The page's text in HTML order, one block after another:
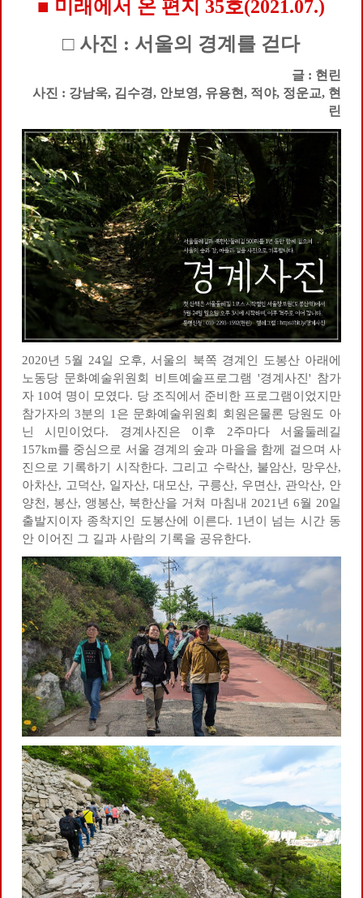
■ 미래에서 온 편지 35호(2021.07.)
□ 사진 : 서울의 경계를 걷다
글 : 현린
사진 : 강남욱, 김수경, 안보영, 유용현, 적야, 정운교, 현
린
2020년 5월 24일 오후, 서울의 북쪽 경계인 도봉산 아래에
노동당 문화예술위원회 비트예술프로그램 '경계사진' 참가
자 10여 명이 모였다. 당 조직에서 준비한 프로그램이었지만
참가자의 3분의 1은 문화예술위원회 회원은물론 당원도 아
닌 시민이었다. 경계사진은 이후 2주마다 서울둘레길
157km를 중심으로 서울 경계의 숲과 마을을 함께 걸으며 사
진으로 기록하기 시작한다. 그리고 수락산, 불암산, 망우산,
아차산, 고덕산, 일자산, 대모산, 구릉산, 우면산, 관악산, 안
양천, 봉산, 앵봉산, 북한산을 거쳐 마침내 2021년 6월 20일
출발지이자 종착지인 도봉산에 이른다. 1년이 넘는 시간 동
안 이어진 그 길과 사람의 기록을 공유한다.